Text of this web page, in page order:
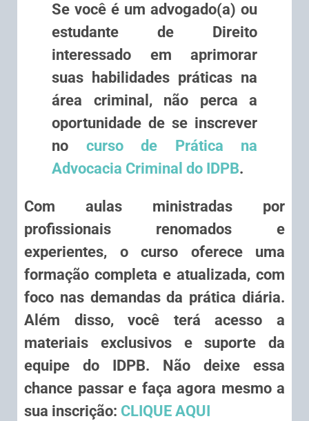
Se você é um advogado(a) ou
estudante de Direito
interessado em aprimorar
suas habilidades práticas na
área criminal, não perca a
oportunidade de se inscrever
no curso de Prática na
Advocacia Criminal do IDPB.
Com aulas ministradas por
profissionais renomados e
experientes, o curso oferece uma
formação completa e atualizada, com
foco nas demandas da prática diária.
Além disso, você terá acesso a
materiais exclusivos e suporte da
equipe do IDPB. Não deixe essa
chance passar e faça agora mesmo a
sua inscrição: CLIQUE AQUI